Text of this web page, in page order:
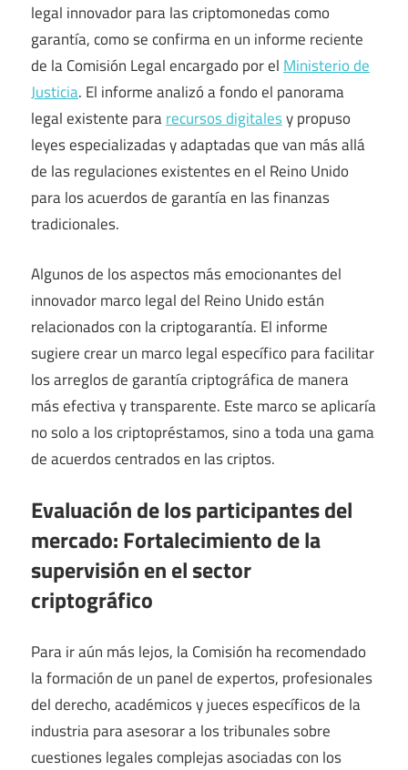
legal innovador para las criptomonedas como
garantía, como se confirma en un informe reciente
de la Comisión Legal encargado por el Ministerio de
Justicia. El informe analizó a fondo el panorama
legal existente pararecursos digitalesy propuso
leyes especializadas y adaptadas que van más allá
de las regulaciones existentes en el Reino Unido
para los acuerdos de garantía en las finanzas
tradicionales.
Algunos de los aspectos más emocionantes del
innovador marco legal del Reino Unido están
relacionados con la criptogarantía. El informe
sugiere crear un marco legal específico para facilitar
los arreglos de garantía criptográfica de manera
más efectiva y transparente. Este marco se aplicaría
no solo a los criptopréstamos, sino a toda una gama
de acuerdos centrados en las criptos.
Evaluación de los participantes del
mercado: Fortalecimiento de la
supervisión en el sector
criptográfico
Para ir aún más lejos, la Comisión ha recomendado
la formación de un panel de expertos, profesionales
del derecho, académicos y jueces específicos de la
industria para asesorar a los tribunales sobre
cuestiones legales complejas asociadas con los